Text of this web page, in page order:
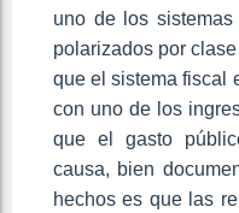
uno de los
polarizados por
que el sistema fiscal
con uno de los
que el gasto
causa, bien
hechos es que las